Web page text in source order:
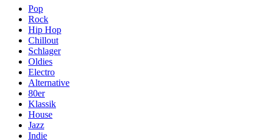
Pop
Rock
Hip Hop
Chillout
Schlager
Oldies
Electro
Alternative
80er
Klassik
House
Jazz
Indie